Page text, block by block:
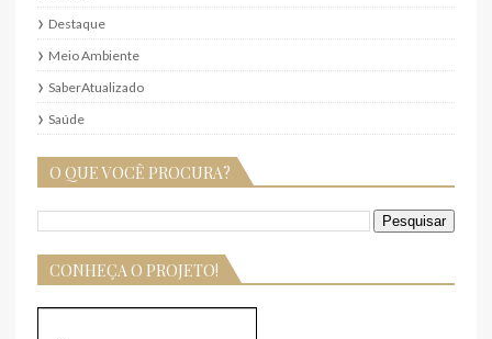
Destaque
Meio Ambiente
SaberAtualizado
Saúde
O QUE VOCÊ PROCURA?
CONHEÇA O PROJETO!